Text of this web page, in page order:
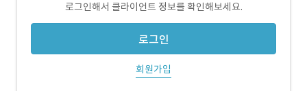
로그인해서 클라이언트 정보를 확인해보세요.
로그인
회원가입